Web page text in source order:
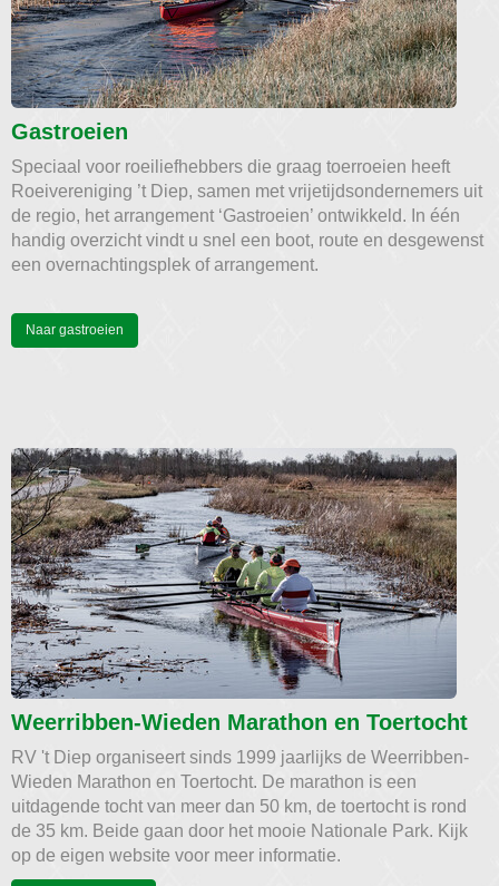
Gastroeien
Speciaal voor roeiliefhebbers die graag toerroeien heeft
Roeivereniging ’t Diep, samen met vrijetijdsondernemers uit
de regio, het arrangement ‘Gastroeien’ ontwikkeld. In één
handig overzicht vindt u snel een boot, route en desgewenst
een overnachtingsplek of arrangement.
Naar gastroeien
Weerribben-Wieden Marathon en Toertocht
RV 't Diep organiseert sinds 1999 jaarlijks de Weerribben-
Wieden Marathon en Toertocht. De marathon is een
uitdagende tocht van meer dan 50 km, de toertocht is rond
de 35 km. Beide gaan door het mooie Nationale Park. Kijk
op de eigen website voor meer informatie.